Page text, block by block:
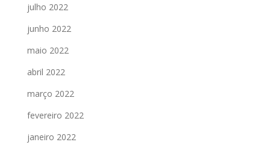
julho 2022
junho 2022
maio 2022
abril 2022
março 2022
fevereiro 2022
janeiro 2022